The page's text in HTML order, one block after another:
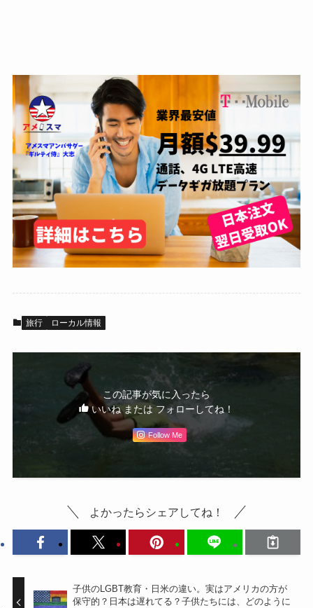
旅行 ローカル情報
この記事が気に入ったら
いいね または フォローしてね！
Follow Me
よかったらシェアしてね！
子供のLGBT教育・日米の違い。実はアメリカの方が
保守的？日本は遅れてる？子供たちには、どのように